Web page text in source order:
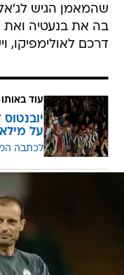
שהמאמן הגיש
בה את בנעטיה ואת
דרכם לאולימפיקו,
עוד
על מילאן
לכתבה